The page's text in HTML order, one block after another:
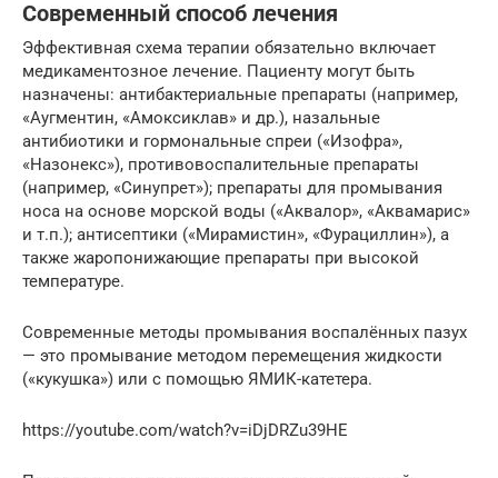
Современный способ лечения
Эффективная схема терапии обязательно включает
медикаментозное лечение. Пациенту могут быть
назначены: антибактериальные препараты (например,
«Аугментин, «Амоксиклав» и др.), назальные
антибиотики и гормональные спреи («Изофра»,
«Назонекс»), противовоспалительные препараты
(например, «Синупрет»); препараты для промывания
носа на основе морской воды («Аквалор», «Аквамарис»
и т.п.); антисептики («Мирамистин», «Фурациллин»), а
также жаропонижающие препараты при высокой
температуре.
Современные методы промывания воспалённых пазух
— это промывание методом перемещения жидкости
(«кукушка») или с помощью ЯМИК-катетера.
https://youtube.com/watch?v=iDjDRZu39HE